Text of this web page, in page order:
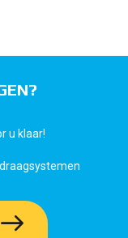
u klaar!